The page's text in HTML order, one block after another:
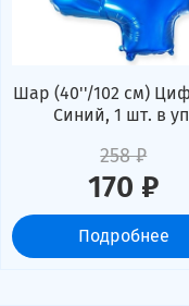
Шар (40''/102 см)
Синий, 1 шт. в
258 ₽
170 ₽
Подробнее